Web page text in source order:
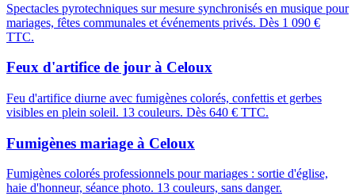
Spectacles pyrotechniques sur mesure synchronisés en musique pour
mariages, fêtes communales et événements privés. Dès 1 090 €
TTC.
Feux d'artifice de jour à Celoux
Feu d'artifice diurne avec fumigènes colorés, confettis et gerbes
visibles en plein soleil. 13 couleurs. Dès 640 € TTC.
Fumigènes mariage à Celoux
Fumigènes colorés professionnels pour mariages : sortie d'église,
haie d'honneur, séance photo. 13 couleurs, sans danger.